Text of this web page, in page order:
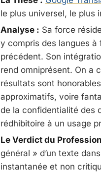
le plus universel, le plus
Analyse : Sa force
y compris des langues à
précédent. Son
rend omniprésent. On a
résultats sont
approximatifs, voire
de la confidentialité des
rédhibitoire à un usage
Le Verdict du
général » d’un texte
instantanée et non